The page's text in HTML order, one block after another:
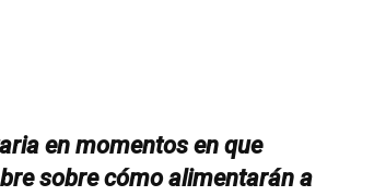
en momentos en que
sobre cómo alimentarán a